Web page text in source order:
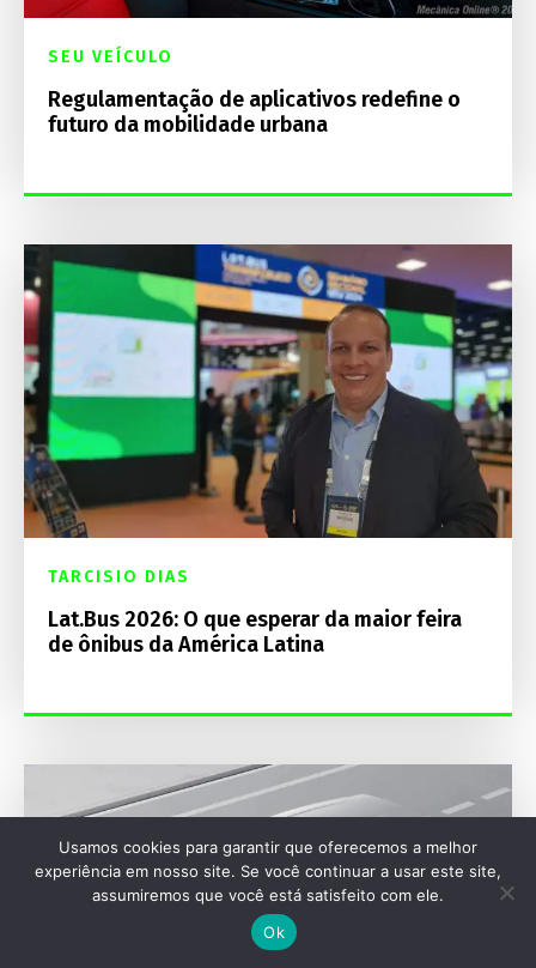
SEU VEÍCULO
Regulamentação de aplicativos redefine o
futuro da mobilidade urbana
TARCISIO DIAS
Lat.Bus 2026: O que esperar da maior feira
de ônibus da América Latina
Usamos cookies para garantir que oferecemos a melhor
experiência em nosso site. Se você continuar a usar este site,
assumiremos que você está satisfeito com ele.
Ok